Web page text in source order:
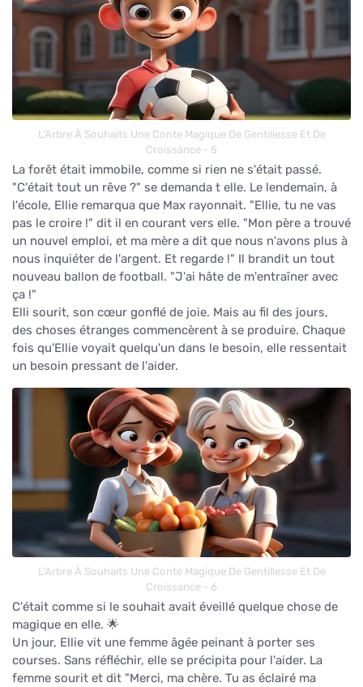
L'Arbre À Souhaits Une Conte Magique De Gentillesse Et De
Croissance - 5
La forêt était immobile, comme si rien ne s'était passé.
"C'était tout un rêve ?" se demanda t elle. Le lendemain, à
l'école, Ellie remarqua que Max rayonnait. "Ellie, tu ne vas
pas le croire !" dit il en courant vers elle. "Mon père a trouvé
un nouvel emploi, et ma mère a dit que nous n'avons plus à
nous inquiéter de l'argent. Et regarde !" Il brandit un tout
nouveau ballon de football. "J'ai hâte de m'entraîner avec
ça !"
Elli sourit, son cœur gonflé de joie. Mais au fil des jours,
des choses étranges commencèrent à se produire. Chaque
fois qu'Ellie voyait quelqu'un dans le besoin, elle ressentait
un besoin pressant de l'aider.
L'Arbre À Souhaits Une Conte Magique De Gentillesse Et De
Croissance - 6
C'était comme si le souhait avait éveillé quelque chose de
magique en elle. 🌟
Un jour, Ellie vit une femme âgée peinant à porter ses
courses. Sans réfléchir, elle se précipita pour l'aider. La
femme sourit et dit "Merci, ma chère. Tu as éclairé ma